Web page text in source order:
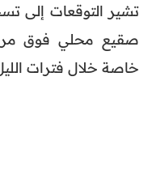
تشير التوقعات إلى
صقيع محلي فوق
خاصة خلال فترات